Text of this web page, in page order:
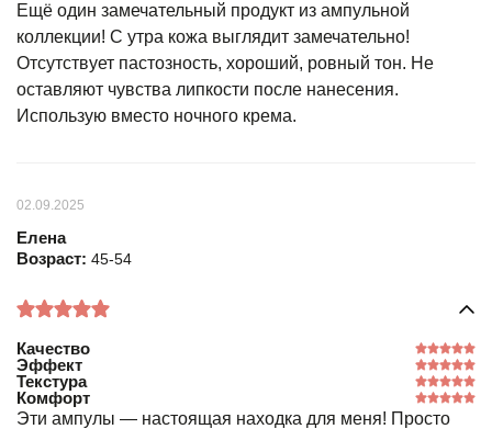
Ещё один замечательный продукт из ампульной
коллекции! С утра кожа выглядит замечательно!
Отсутствует пастозность, хороший, ровный тон. Не
оставляют чувства липкости после нанесения.
Использую вместо ночного крема.
02.09.2025
Елена
Возраст: 45-54
Качество
Эффект
Текстура
Комфорт
Эти ампулы — настоящая находка для меня! Просто